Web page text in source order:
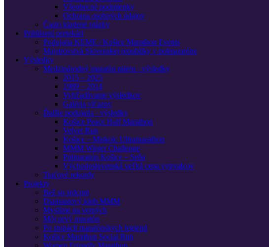
Všeobecné podmienky
Ochrana osobných údajov
Často kladené otázky
Prihlásení pretekári
Podujatia KEME / Košice Marathon Events
Majstrovstvá Slovenskej republiky v polmaratóne
Výsledky
Medzinárodný maratón mieru · výsledky
2015 – 2025
1989 – 2014
Vyhľadávanie výsledkov
Galéria víťazov
Ďalšie podujatia · výsledky
Košice Peace Half Marathon
Velvet Run
Košice – Miskolc Ultramarathon
MMM Winter Challenge
Polmaratón Košice – Seňa
Východoslovenská veľká cena vytrvalcov
Traťové rekordy
Projekty
Bež so srdcom
Diamantový klub MMM
Myslíme na verných
Môj prvý maratón
Po stopách maratónskych legiend
Košice Marathon Social Run
Women Friendly Marathon